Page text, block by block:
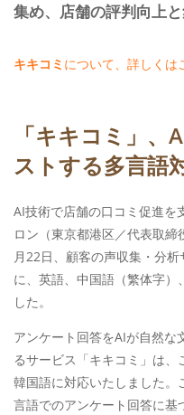
集め、店舗の評判向上
キキコミ について、詳しくは
「キキコミ」
ストする多言語
AI技術で店舗の口コミ促進を
ロン（東京都港区／代表取
月22日、顧客の声収集・分
に、英語、中国語（繁体字）
した。
アンケート回答をAIが自然な
るサービス「キキコミ」は、
韓国語に対応いたしました。
言語でのアンケート回答に基